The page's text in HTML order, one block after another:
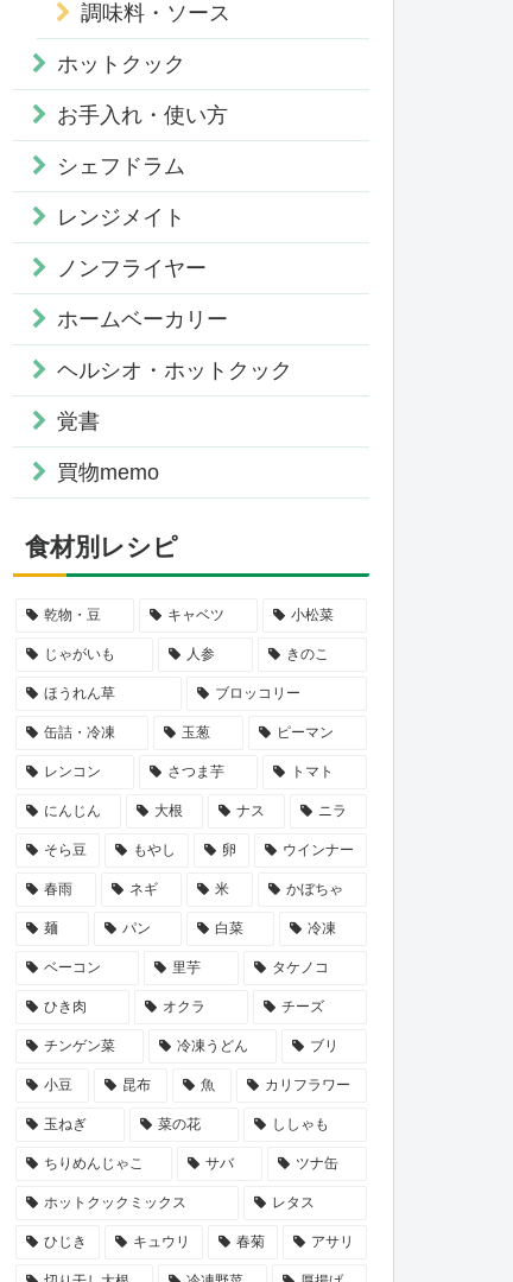
調味料・ソース
ホットクック
お手入れ・使い方
シェフドラム
レンジメイト
ノンフライヤー
ホームベーカリー
ヘルシオ・ホットクック
覚書
買物memo
食材別レシピ
乾物・豆 キャベツ 小松菜
じゃがいも 人参 きのこ
ほうれん草 ブロッコリー
缶詰・冷凍 玉葱 ピーマン
レンコン さつま芋 トマト
にんじん 大根 ナス ニラ
そら豆 もやし 卵 ウインナー
春雨 ネギ 米 かぼちゃ
麺 パン 白菜 冷凍
ベーコン 里芋 タケノコ
ひき肉 オクラ チーズ
チンゲン菜 冷凍うどん ブリ
小豆 昆布 魚 カリフラワー
玉ねぎ 菜の花 ししゃも
ちりめんじゃこ サバ ツナ缶
ホットクックミックス レタス
ひじき キュウリ 春菊 アサリ